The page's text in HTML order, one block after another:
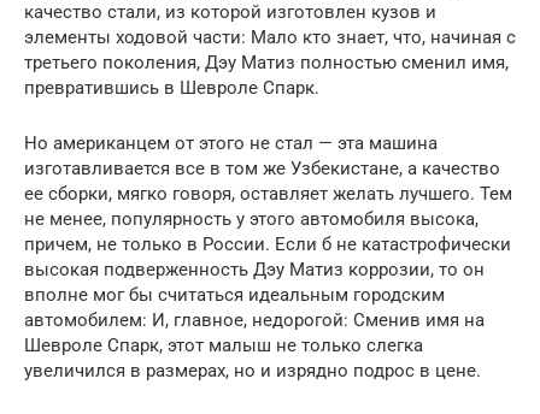
качество стали, из которой изготовлен кузов и
элементы ходовой части: Мало кто знает, что, начиная с
третьего поколения, Дэу Матиз полностью сменил имя,
превратившись в Шевроле Спарк.
Но американцем от этого не стал — эта машина
изготавливается все в том же Узбекистане, а качество
ее сборки, мягко говоря, оставляет желать лучшего. Тем
не менее, популярность у этого автомобиля высока,
причем, не только в России. Если б не катастрофически
высокая подверженность Дэу Матиз коррозии, то он
вполне мог бы считаться идеальным городским
автомобилем: И, главное, недорогой: Сменив имя на
Шевроле Спарк, этот малыш не только слегка
увеличился в размерах, но и изрядно подрос в цене.